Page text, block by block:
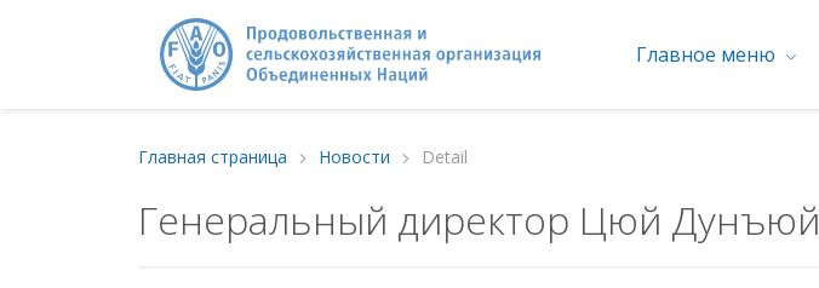
Главное меню
Главная страница Новости Detail
Генеральный директор Цюй Дунъюй